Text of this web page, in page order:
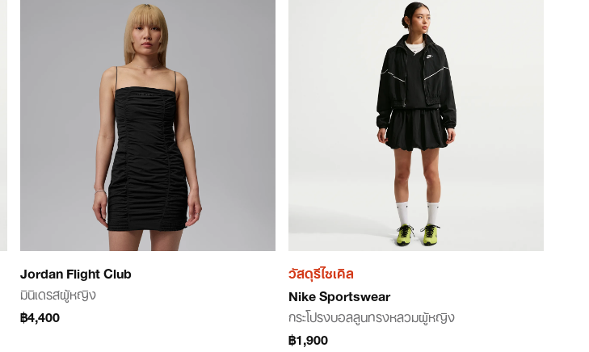
Jordan Flight Club
มินิเดรสผู้หญิง
฿4,400
วัสดุรีไซเคิล
Nike Sportswear
กระโปรงบอลลูนทรงหลวมผู้หญิง
฿1,900